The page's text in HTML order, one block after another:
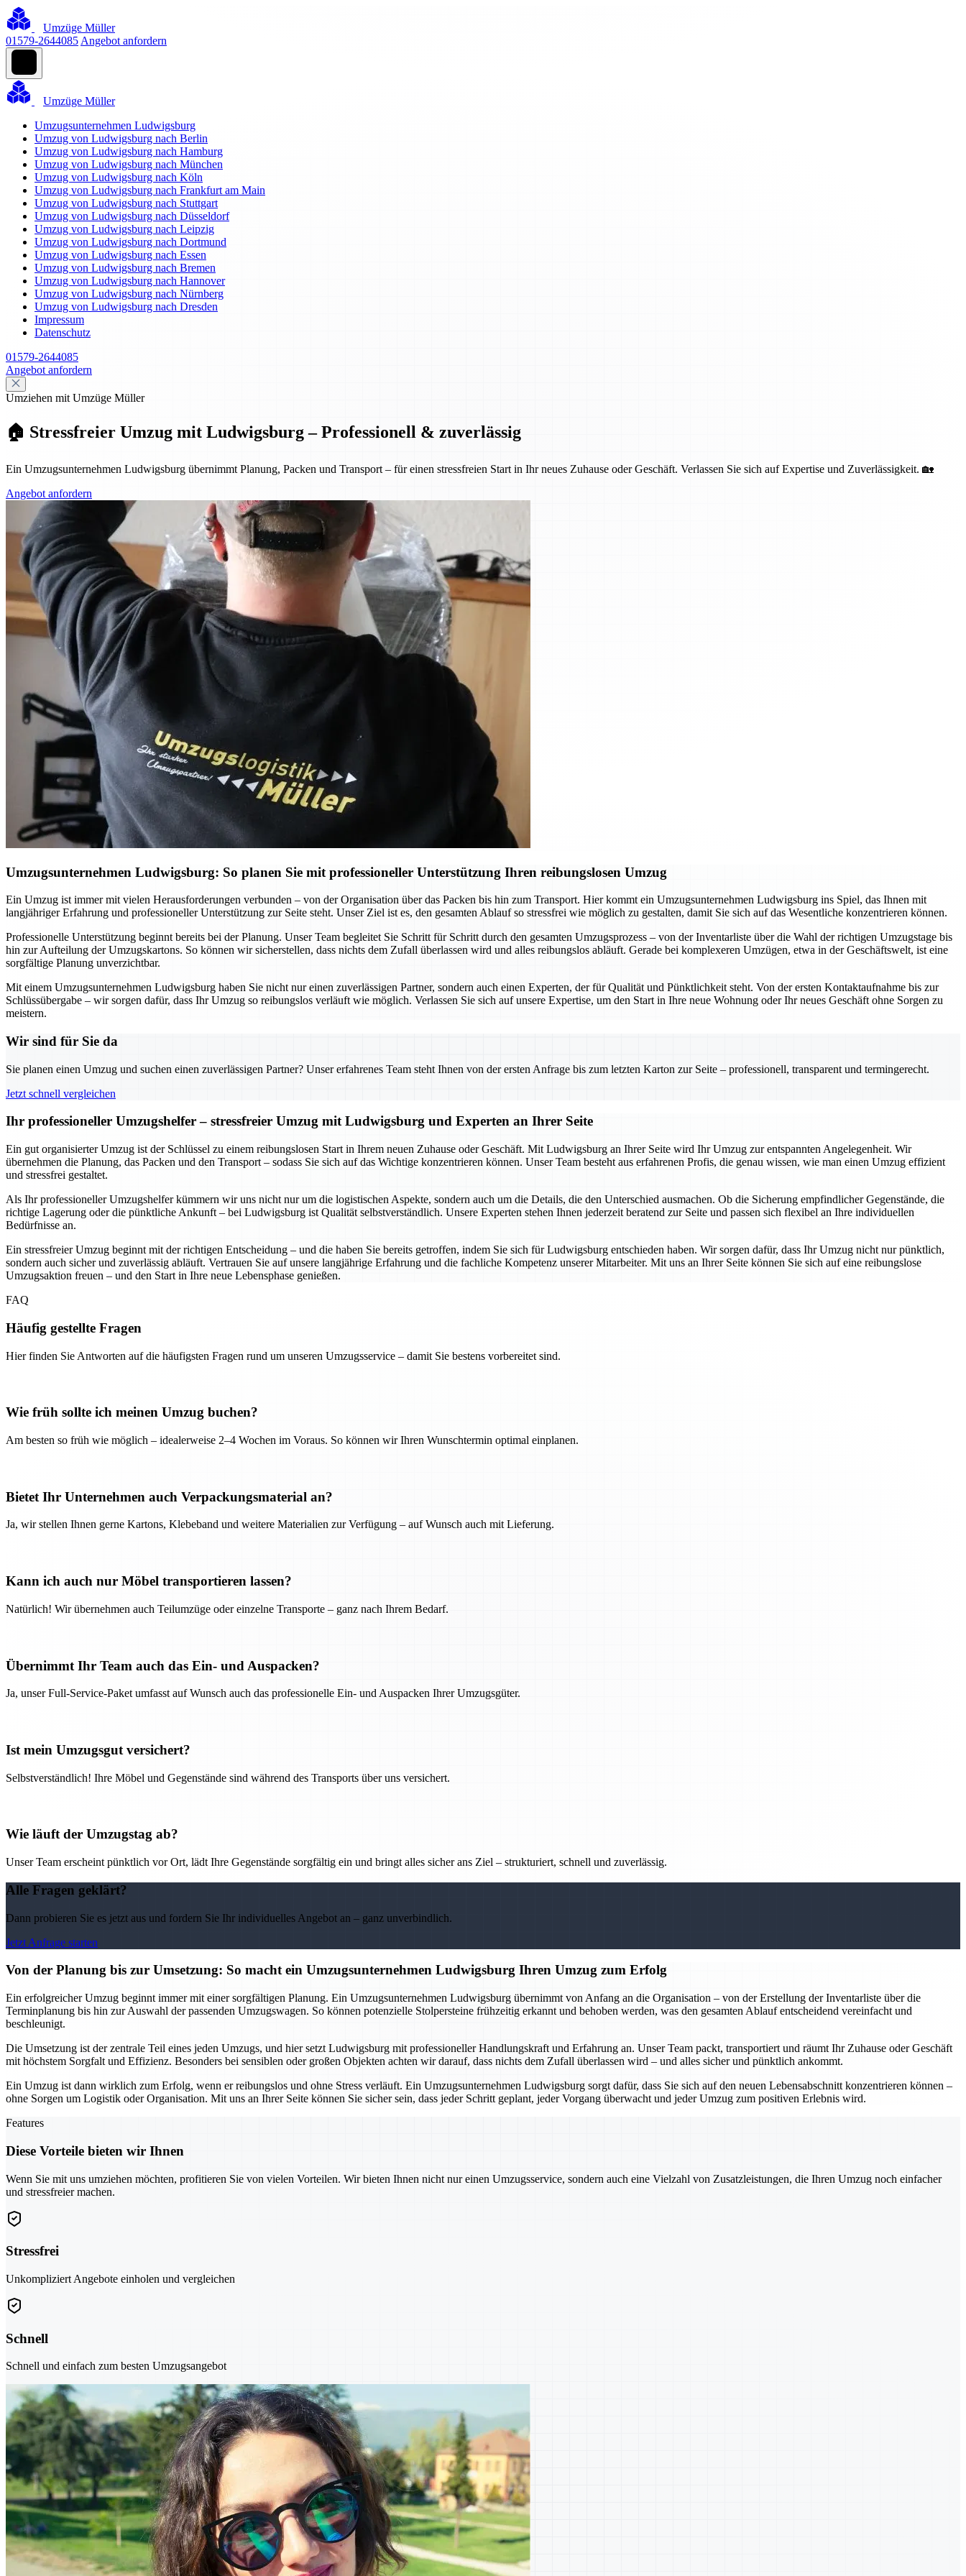
Umzüge Müller
01579-2644085 Angebot anfordern
Umzüge Müller
Umzugsunternehmen Ludwigsburg
Umzug von Ludwigsburg nach Berlin
Umzug von Ludwigsburg nach Hamburg
Umzug von Ludwigsburg nach München
Umzug von Ludwigsburg nach Köln
Umzug von Ludwigsburg nach Frankfurt am Main
Umzug von Ludwigsburg nach Stuttgart
Umzug von Ludwigsburg nach Düsseldorf
Umzug von Ludwigsburg nach Leipzig
Umzug von Ludwigsburg nach Dortmund
Umzug von Ludwigsburg nach Essen
Umzug von Ludwigsburg nach Bremen
Umzug von Ludwigsburg nach Hannover
Umzug von Ludwigsburg nach Nürnberg
Umzug von Ludwigsburg nach Dresden
Impressum
Datenschutz
01579-2644085
Angebot anfordern
Umziehen mit Umzüge Müller
🏠 Stressfreier Umzug mit Ludwigsburg – Professionell & zuverlässig
Ein Umzugsunternehmen Ludwigsburg übernimmt Planung, Packen und Transport – für einen stressfreien Start in Ihr neues Zuhause oder Geschäft. Verlassen Sie sich auf Expertise und Zuverlässigkeit. 🏡
Angebot anfordern
Umzugsunternehmen Ludwigsburg: So planen Sie mit professioneller Unterstützung Ihren reibungslosen Umzug
Ein Umzug ist immer mit vielen Herausforderungen verbunden – von der Organisation über das Packen bis hin zum Transport. Hier kommt ein Umzugsunternehmen Ludwigsburg ins Spiel, das Ihnen mit
langjähriger Erfahrung und professioneller Unterstützung zur Seite steht. Unser Ziel ist es, den gesamten Ablauf so stressfrei wie möglich zu gestalten, damit Sie sich auf das Wesentliche konzentrieren können.
Professionelle Unterstützung beginnt bereits bei der Planung. Unser Team begleitet Sie Schritt für Schritt durch den gesamten Umzugsprozess – von der Inventarliste über die Wahl der richtigen Umzugstage bis
hin zur Aufteilung der Umzugskartons. So können wir sicherstellen, dass nichts dem Zufall überlassen wird und alles reibungslos abläuft. Gerade bei komplexeren Umzügen, etwa in der Geschäftswelt, ist eine
sorgfältige Planung unverzichtbar.
Mit einem Umzugsunternehmen Ludwigsburg haben Sie nicht nur einen zuverlässigen Partner, sondern auch einen Experten, der für Qualität und Pünktlichkeit steht. Von der ersten Kontaktaufnahme bis zur
Schlüssübergabe – wir sorgen dafür, dass Ihr Umzug so reibungslos verläuft wie möglich. Verlassen Sie sich auf unsere Expertise, um den Start in Ihre neue Wohnung oder Ihr neues Geschäft ohne Sorgen zu
meistern.
Wir sind für Sie da
Sie planen einen Umzug und suchen einen zuverlässigen Partner? Unser erfahrenes Team steht Ihnen von der ersten Anfrage bis zum letzten Karton zur Seite – professionell, transparent und termingerecht.
Jetzt schnell vergleichen
Ihr professioneller Umzugshelfer – stressfreier Umzug mit Ludwigsburg und Experten an Ihrer Seite
Ein gut organisierter Umzug ist der Schlüssel zu einem reibungslosen Start in Ihrem neuen Zuhause oder Geschäft. Mit Ludwigsburg an Ihrer Seite wird Ihr Umzug zur entspannten Angelegenheit. Wir
übernehmen die Planung, das Packen und den Transport – sodass Sie sich auf das Wichtige konzentrieren können. Unser Team besteht aus erfahrenen Profis, die genau wissen, wie man einen Umzug effizient
und stressfrei gestaltet.
Als Ihr professioneller Umzugshelfer kümmern wir uns nicht nur um die logistischen Aspekte, sondern auch um die Details, die den Unterschied ausmachen. Ob die Sicherung empfindlicher Gegenstände, die
richtige Lagerung oder die pünktliche Ankunft – bei Ludwigsburg ist Qualität selbstverständlich. Unsere Experten stehen Ihnen jederzeit beratend zur Seite und passen sich flexibel an Ihre individuellen
Bedürfnisse an.
Ein stressfreier Umzug beginnt mit der richtigen Entscheidung – und die haben Sie bereits getroffen, indem Sie sich für Ludwigsburg entschieden haben. Wir sorgen dafür, dass Ihr Umzug nicht nur pünktlich,
sondern auch sicher und zuverlässig abläuft. Vertrauen Sie auf unsere langjährige Erfahrung und die fachliche Kompetenz unserer Mitarbeiter. Mit uns an Ihrer Seite können Sie sich auf eine reibungslose
Umzugsaktion freuen – und den Start in Ihre neue Lebensphase genießen.
FAQ
Häufig gestellte Fragen
Hier finden Sie Antworten auf die häufigsten Fragen rund um unseren Umzugsservice – damit Sie bestens vorbereitet sind.
Wie früh sollte ich meinen Umzug buchen?
Am besten so früh wie möglich – idealerweise 2–4 Wochen im Voraus. So können wir Ihren Wunschtermin optimal einplanen.
Bietet Ihr Unternehmen auch Verpackungsmaterial an?
Ja, wir stellen Ihnen gerne Kartons, Klebeband und weitere Materialien zur Verfügung – auf Wunsch auch mit Lieferung.
Kann ich auch nur Möbel transportieren lassen?
Natürlich! Wir übernehmen auch Teilumzüge oder einzelne Transporte – ganz nach Ihrem Bedarf.
Übernimmt Ihr Team auch das Ein- und Auspacken?
Ja, unser Full-Service-Paket umfasst auf Wunsch auch das professionelle Ein- und Auspacken Ihrer Umzugsgüter.
Ist mein Umzugsgut versichert?
Selbstverständlich! Ihre Möbel und Gegenstände sind während des Transports über uns versichert.
Wie läuft der Umzugstag ab?
Unser Team erscheint pünktlich vor Ort, lädt Ihre Gegenstände sorgfältig ein und bringt alles sicher ans Ziel – strukturiert, schnell und zuverlässig.
Alle Fragen geklärt?
Dann probieren Sie es jetzt aus und fordern Sie Ihr individuelles Angebot an – ganz unverbindlich.
Jetzt Anfrage starten
Von der Planung bis zur Umsetzung: So macht ein Umzugsunternehmen Ludwigsburg Ihren Umzug zum Erfolg
Ein erfolgreicher Umzug beginnt immer mit einer sorgfältigen Planung. Ein Umzugsunternehmen Ludwigsburg übernimmt von Anfang an die Organisation – von der Erstellung der Inventarliste über die
Terminplanung bis hin zur Auswahl der passenden Umzugswagen. So können potenzielle Stolpersteine frühzeitig erkannt und behoben werden, was den gesamten Ablauf entscheidend vereinfacht und
beschleunigt.
Die Umsetzung ist der zentrale Teil eines jeden Umzugs, und hier setzt Ludwigsburg mit professioneller Handlungskraft und Erfahrung an. Unser Team packt, transportiert und räumt Ihr Zuhause oder Geschäft
mit höchstem Sorgfalt und Effizienz. Besonders bei sensiblen oder großen Objekten achten wir darauf, dass nichts dem Zufall überlassen wird – und alles sicher und pünktlich ankommt.
Ein Umzug ist dann wirklich zum Erfolg, wenn er reibungslos und ohne Stress verläuft. Ein Umzugsunternehmen Ludwigsburg sorgt dafür, dass Sie sich auf den neuen Lebensabschnitt konzentrieren können –
ohne Sorgen um Logistik oder Organisation. Mit uns an Ihrer Seite können Sie sicher sein, dass jeder Schritt geplant, jeder Vorgang überwacht und jeder Umzug zum positiven Erlebnis wird.
Features
Diese Vorteile bieten wir Ihnen
Wenn Sie mit uns umziehen möchten, profitieren Sie von vielen Vorteilen. Wir bieten Ihnen nicht nur einen Umzugsservice, sondern auch eine Vielzahl von Zusatzleistungen, die Ihren Umzug noch einfacher
und stressfreier machen.
Stressfrei
Unkompliziert Angebote einholen und vergleichen
Schnell
Schnell und einfach zum besten Umzugsangebot